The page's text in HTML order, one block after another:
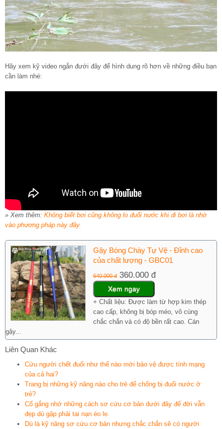
Hãy xem kỹ video ngắn đưới đây để hình dung rõ hơn về những điều bạn
cần làm nhé:
» Xem thêm: Không biết bơi cũng không lo đuối nước khi đi bơi là nhờ
vào phương pháp này đây.
Gậy Bóng Chày Tự Vệ - Đỉnh cao
của chất lượng - GBC01
640.000 đ 360.000 đ
Xem ngay
+ Chất liệu: Được làm từ hợp kim thép
cao cấp, không bị bóp méo, vô cùng
chắc chắn và có độ bền rất cao. Cán
gậy...
Liên Quan Khác
Cứu người chết đuối như thế nào mới bảo vệ được tính mạng
của cả hai?
Trang bị những kỹ năng nào cho trẻ để chống bị đuối nước ở
trẻ?
Cố gắng nhớ những cách sơ cứu cơ bản dưới đây để đời vẫn
đẹp dù gặp phải tai nạn éo le.
Dù là kỹ năng sơ cứu cơ bản nhưng chắc chắn sẽ có người